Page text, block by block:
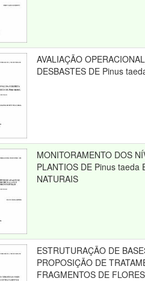
AVALIAÇÃO
DESBASTES DE Pinus
MONITORAMENTO DOS
PLANTIOS DE Pinus taeda
NATURAIS
ESTRUTURAÇÃO DE
PROPOSIÇÃO DE
FRAGMENTOS DE